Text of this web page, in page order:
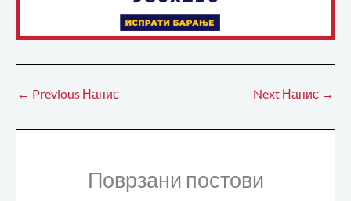
← Previous Напис Next Напис →
Поврзани постови